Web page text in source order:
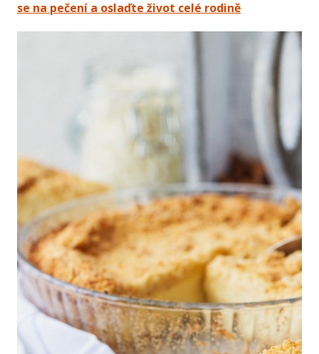
se na pečení a oslaďte život celé rodině